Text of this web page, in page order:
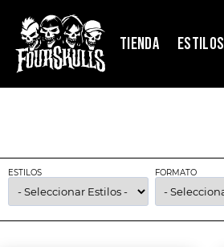
TIENDA ESTILOS
ESTILOS FORMATO